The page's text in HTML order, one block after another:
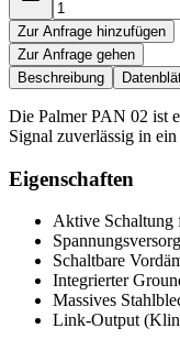
Zur Anfrage hinzufügen
Zur Anfrage gehen
Beschreibung
Die Palmer PAN 02 ist
Signal zuverlässig in
Eigenschaften
Aktive Schaltung
Schaltbare
Integrierter
Massives
Link-Output